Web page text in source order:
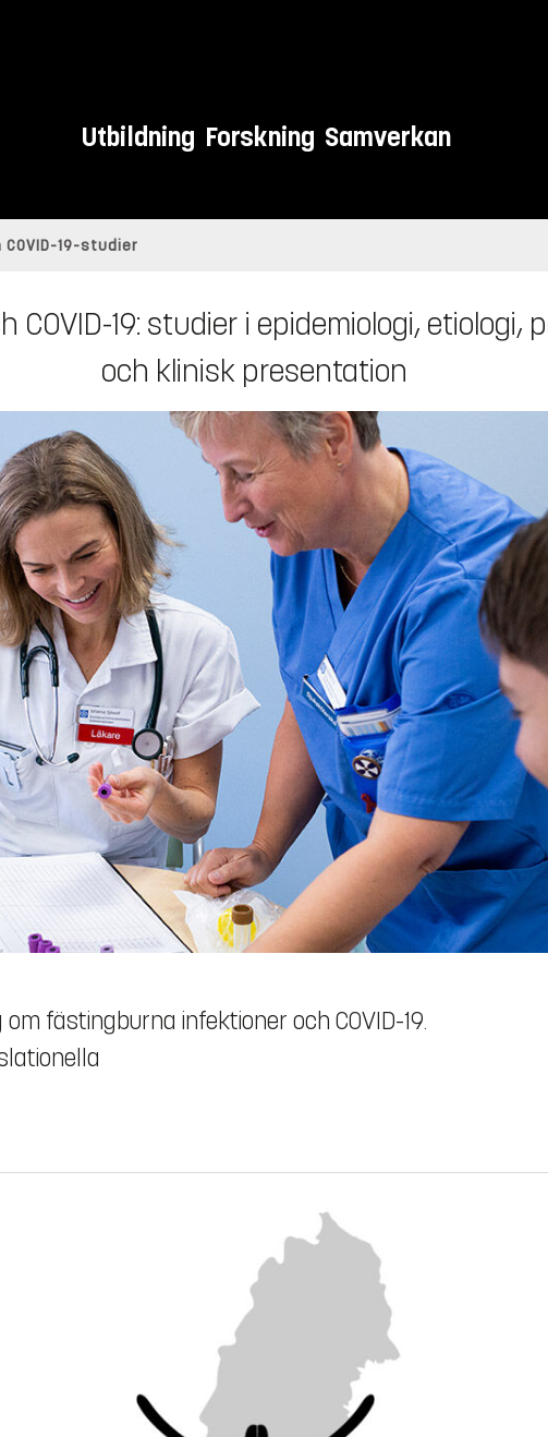
Utbildning Forskning Samverkan
19-studier
19: studier i epidemiologi,
och klinisk presentation
fästingburna infektioner och COVID-19.